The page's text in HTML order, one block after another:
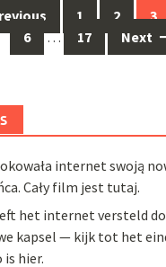
1 2 3
6
… 17 Next
internet swoją
Cały film jest tutaj.
het internet versteld
kapsel — kijk tot het
hier.